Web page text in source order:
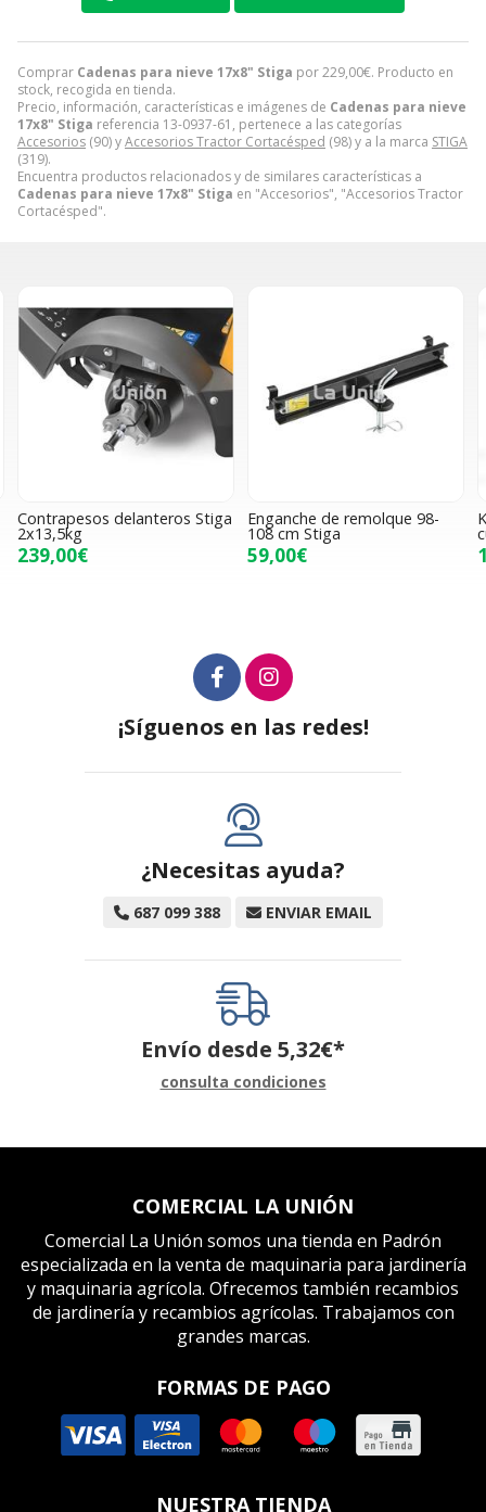
Comprar Cadenas para nieve 17x8" Stiga por229,00€. Producto en
stock, recogida en tienda.
Precio, información, características e imágenes de Cadenas para nieve
17x8" Stiga referencia 13-0937-61, pertenece a las categorías
Accesorios (90) yAccesorios Tractor Cortacésped (98) y a la marca STIGA
(319).
Encuentra productos relacionados y de similares características a
Cadenas para nieve 17x8" Stiga en "Accesorios", "Accesorios Tractor
Cortacésped".
Contrapesos delanteros Stiga
2x13,5kg
239,00€
Enganche de remolque 98-
108 cm Stiga
59,00€
¡Síguenos en las redes!
¿Necesitas ayuda?
687 099 388 ENVIAR EMAIL
Envío desde 5,32€*
consulta condiciones
COMERCIAL LA UNIÓN
Comercial La Unión somos una tienda en Padrón
especializada en la venta de maquinaria para jardinería
y maquinaria agrícola. Ofrecemos también recambios
de jardinería y recambios agrícolas. Trabajamos con
grandes marcas.
FORMAS DE PAGO
NUESTRA TIENDA